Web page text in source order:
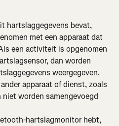
hartslaggegevens bevat,
met een apparaat dat
een activiteit is opgenomen
dan worden
weergegeven.
apparaat of dienst, zoals
worden samengevoegd
hartslagmonitor hebt,